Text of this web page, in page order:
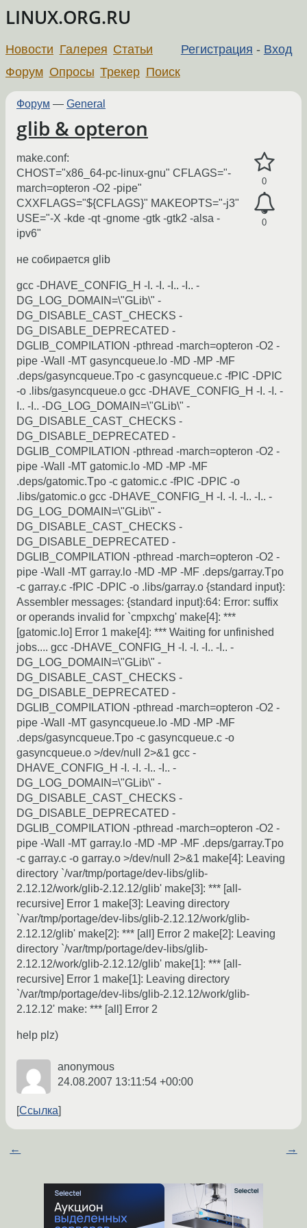
LINUX.ORG.RU
Регистрация - Вход
Новости Галерея Статьи
Форум Опросы Трекер Поиск
Форум — General
glib & opteron
0
0
make.conf:
CHOST="x86_64-pc-linux-gnu" CFLAGS="-
march=opteron -O2 -pipe"
CXXFLAGS="${CFLAGS}" MAKEOPTS="-j3"
USE="-X -kde -qt -gnome -gtk -gtk2 -alsa -
ipv6"
не собирается glib
gcc -DHAVE_CONFIG_H -I. -I. -I.. -I.. -
DG_LOG_DOMAIN=\"GLib\" -
DG_DISABLE_CAST_CHECKS -
DG_DISABLE_DEPRECATED -
DGLIB_COMPILATION -pthread -march=opteron -O2 -
pipe -Wall -MT gasyncqueue.lo -MD -MP -MF
.deps/gasyncqueue.Tpo -c gasyncqueue.c -fPIC -DPIC
-o .libs/gasyncqueue.o gcc -DHAVE_CONFIG_H -I. -I. -
I.. -I.. -DG_LOG_DOMAIN=\"GLib\" -
DG_DISABLE_CAST_CHECKS -
DG_DISABLE_DEPRECATED -
DGLIB_COMPILATION -pthread -march=opteron -O2 -
pipe -Wall -MT gatomic.lo -MD -MP -MF
.deps/gatomic.Tpo -c gatomic.c -fPIC -DPIC -o
.libs/gatomic.o gcc -DHAVE_CONFIG_H -I. -I. -I.. -I.. -
DG_LOG_DOMAIN=\"GLib\" -
DG_DISABLE_CAST_CHECKS -
DG_DISABLE_DEPRECATED -
DGLIB_COMPILATION -pthread -march=opteron -O2 -
pipe -Wall -MT garray.lo -MD -MP -MF .deps/garray.Tpo
-c garray.c -fPIC -DPIC -o .libs/garray.o {standard input}:
Assembler messages: {standard input}:64: Error: suffix
or operands invalid for `cmpxchg' make[4]: ***
[gatomic.lo] Error 1 make[4]: *** Waiting for unfinished
jobs.... gcc -DHAVE_CONFIG_H -I. -I. -I.. -I.. -
DG_LOG_DOMAIN=\"GLib\" -
DG_DISABLE_CAST_CHECKS -
DG_DISABLE_DEPRECATED -
DGLIB_COMPILATION -pthread -march=opteron -O2 -
pipe -Wall -MT gasyncqueue.lo -MD -MP -MF
.deps/gasyncqueue.Tpo -c gasyncqueue.c -o
gasyncqueue.o >/dev/null 2>&1 gcc -
DHAVE_CONFIG_H -I. -I. -I.. -I.. -
DG_LOG_DOMAIN=\"GLib\" -
DG_DISABLE_CAST_CHECKS -
DG_DISABLE_DEPRECATED -
DGLIB_COMPILATION -pthread -march=opteron -O2 -
pipe -Wall -MT garray.lo -MD -MP -MF .deps/garray.Tpo
-c garray.c -o garray.o >/dev/null 2>&1 make[4]: Leaving
directory `/var/tmp/portage/dev-libs/glib-
2.12.12/work/glib-2.12.12/glib' make[3]: *** [all-
recursive] Error 1 make[3]: Leaving directory
`/var/tmp/portage/dev-libs/glib-2.12.12/work/glib-
2.12.12/glib' make[2]: *** [all] Error 2 make[2]: Leaving
directory `/var/tmp/portage/dev-libs/glib-
2.12.12/work/glib-2.12.12/glib' make[1]: *** [all-
recursive] Error 1 make[1]: Leaving directory
`/var/tmp/portage/dev-libs/glib-2.12.12/work/glib-
2.12.12' make: *** [all] Error 2
help plz)
anonymous
24.08.2007 13:11:54 +00:00
Ссылка
← →